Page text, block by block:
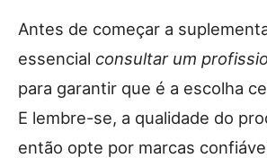
Antes de começar a
essencial consultar um
para garantir que é a escolha
E lembre-se, a qualidade do
então opte por marcas